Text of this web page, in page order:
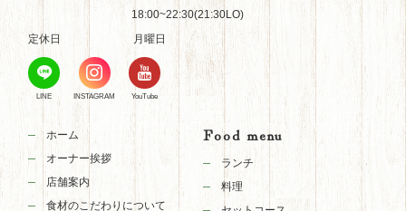
18:00~22:30(21:30LO)
定休日
月曜日
LINE INSTAGRAM YouTube
ホーム
オーナー挨拶
店舗案内
食材のこだわりについて
Food menu
ランチ
料理